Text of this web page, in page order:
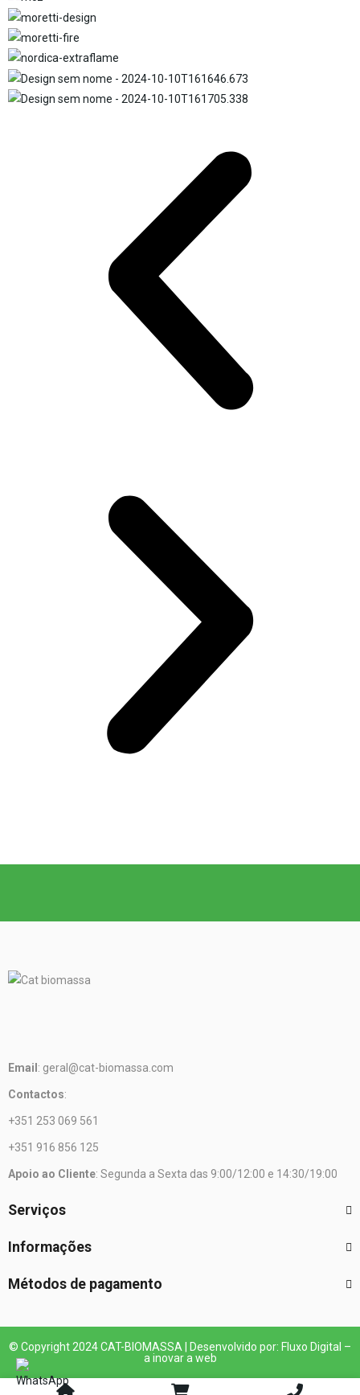
Email : geral@cat-biomassa.com
Contactos:
+351 253 069 561
+351 916 856 125
Apoio ao Cliente: Segunda a Sexta das 9:00/12:00 e 14:30/19:00
Serviços
Informações
Métodos de pagamento
© Copyright 2024 CAT-BIOMASSA | Desenvolvido por: Fluxo Digital –
a inovar a web